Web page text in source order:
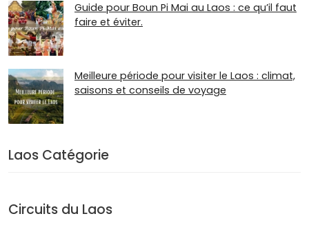
Guide pour Boun Pi Mai au Laos : ce qu’il faut
faire et éviter.
Meilleure période pour visiter le Laos : climat,
saisons et conseils de voyage
Laos Catégorie
Circuits du Laos